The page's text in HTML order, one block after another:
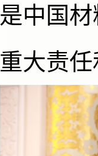
是中国
重大责